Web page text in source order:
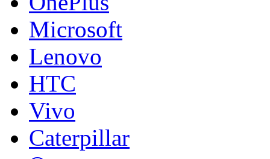
Microsoft
Lenovo
HTC
Vivo
Caterpillar